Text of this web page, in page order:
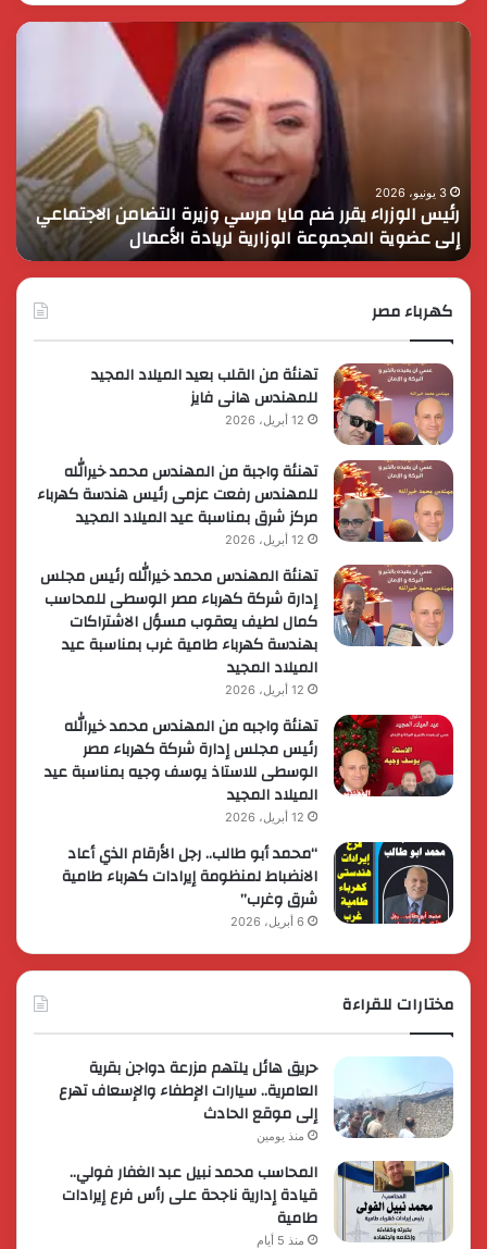
رئيس
التضامن
الاجتماعي
إلى
عضوية
المجموعة
الوزارية
3 يونيو، 2026
رئيس الوزراء يقرر ضم مايا مرسي وزيرة التضامن الاجتماعي
إلى عضوية المجموعة الوزارية لريادة الأعمال
في
كهرباء مصر
تهنئة من القلب بعيد الميلاد المجيد
للمهندس هانى فايز
12 أبريل، 2026
تهنئة واجبة من المهندس محمد خيرالله
للمهندس رفعت عزمى رئيس هندسة كهرباء
مركز شرق بمناسبة عيد الميلاد المجيد
12 أبريل، 2026
تهنئة المهندس محمد خيرالله رئيس مجلس
إدارة شركة كهرباء مصر الوسطى للمحاسب
كمال لطيف يعقوب مسؤل الاشتراكات
بهندسة كهرباء طامية غرب بمناسبة عيد
الميلاد المجيد
12 أبريل، 2026
تهنئة واجبه من المهندس محمد خيرالله
رئيس مجلس إدارة شركة كهرباء مصر
الوسطى للاستاذ يوسف وجيه بمناسبة عيد
الميلاد المجيد
12 أبريل، 2026
“محمد أبو طالب.. رجل الأرقام الذي أعاد
الانضباط لمنظومة إيرادات كهرباء طامية
شرق وغرب”
6 أبريل، 2026
مختارات للقراءة
حريق هائل يلتهم مزرعة دواجن بقرية
العامرية.. سيارات الإطفاء والإسعاف تهرع
إلى موقع الحادث
منذ يومين
المحاسب محمد نبيل عبد الغفار فولي..
قيادة إدارية ناجحة على رأس فرع إيرادات
طامية
منذ 5 أيام